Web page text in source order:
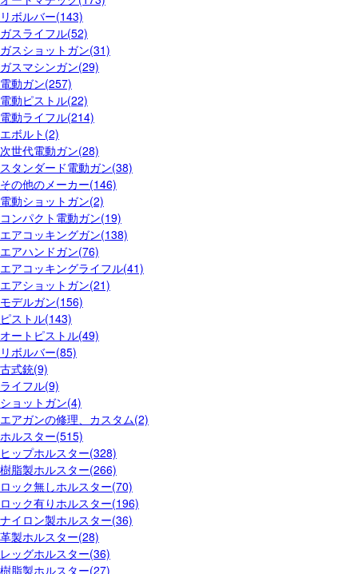
リボルバー(143)
ガスライフル(52)
ガスショットガン(31)
ガスマシンガン(29)
電動ガン(257)
電動ピストル(22)
電動ライフル(214)
エボルト(2)
次世代電動ガン(28)
スタンダード電動ガン(38)
その他のメーカー(146)
電動ショットガン(2)
コンパクト電動ガン(19)
エアコッキングガン(138)
エアハンドガン(76)
エアコッキングライフル(41)
エアショットガン(21)
モデルガン(156)
ピストル(143)
オートピストル(49)
リボルバー(85)
古式銃(9)
ライフル(9)
ショットガン(4)
エアガンの修理、カスタム(2)
ホルスター(515)
ヒップホルスター(328)
樹脂製ホルスター(266)
ロック無しホルスター(70)
ロック有りホルスター(196)
ナイロン製ホルスター(36)
革製ホルスター(28)
レッグホルスター(36)
樹脂製ホルスター(27)